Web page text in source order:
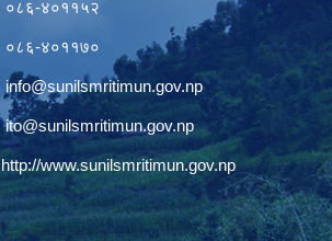
०८६-४०११५२
०८६-४०११७०
info@sunilsmritimun.gov.np
ito@sunilsmritimun.gov.np
http://www.sunilsmritimun.gov.np